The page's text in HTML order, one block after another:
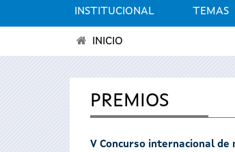
Menú
principal
INSTITUCIONAL TEMAS
está
INICIO
PREMIOS
V Concurso internacional